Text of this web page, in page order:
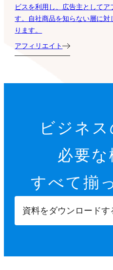
ビスを利用し、広告主としてア
す。自社商品を知らない層に
ります。
アフィリエイト
ビジネ
必要な
すべて揃
資料をダウンロードす